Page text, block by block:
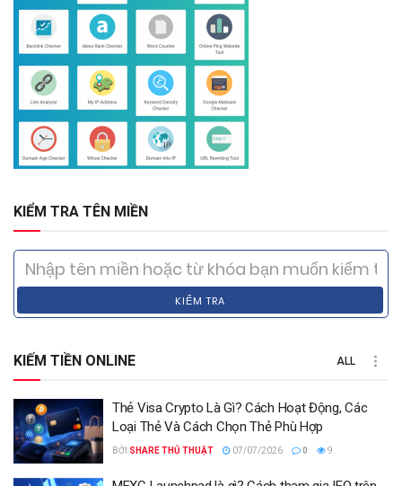
KIỂM TRA TÊN MIỀN
KIỂM TRA
KIẾM TIỀN ONLINE ALL
Thẻ Visa Crypto Là Gì? Cách Hoạt Động, Các
Loại Thẻ Và Cách Chọn Thẻ Phù Hợp
BỞI SHARE THỦ THUẬT 07/07/2026 0 9